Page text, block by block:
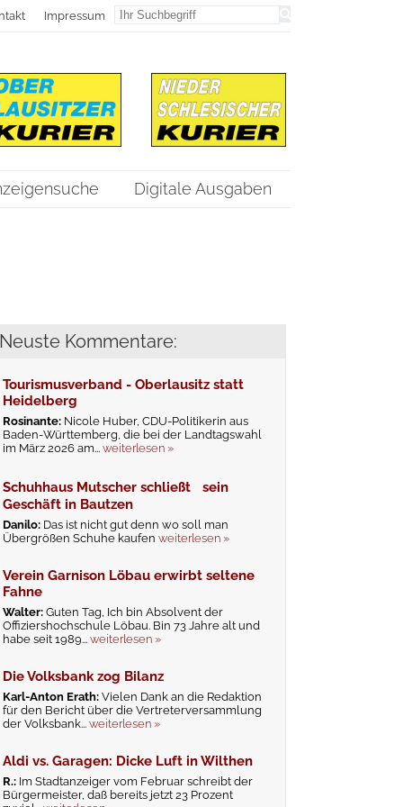
Impressum
Digitale Ausgaben
Neuste Kommentare:
Tourismusverband - Oberlausitz statt
Heidelberg
Rosinante: Nicole Huber, CDU-Politikerin aus
Baden-Württemberg, die bei der Landtagswahl
im März 2026 am...weiterlesen »
Schuhhaus Mutscher schließt sein
Geschäft in Bautzen
Danilo: Das ist nicht gut denn wo soll man
Übergrößen Schuhe kaufenweiterlesen »
Verein Garnison Löbau erwirbt seltene
Fahne
Walter:Guten Tag, Ich bin Absolvent der
Offiziershochschule Löbau. Bin 73 Jahre alt und
habe seit 1989...weiterlesen »
Die Volksbank zog Bilanz
Karl-Anton Erath:Vielen Dank an die Redaktion
für den Bericht über die Vertreterversammlung
der Volksbank...weiterlesen »
Aldi vs. Garagen: Dicke Luft in Wilthen
R.: Im Stadtanzeiger vom Februar schreibt der
Bürgermeister, daß bereits jetzt 23 Prozent